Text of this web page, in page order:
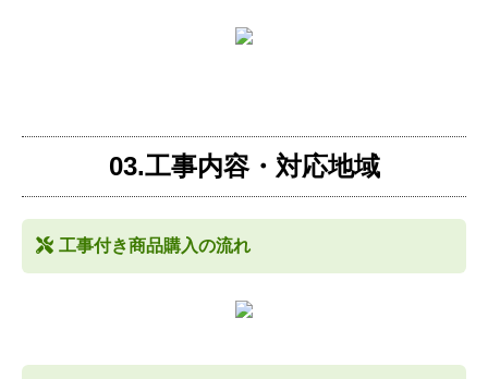
03.工事内容・対応地域
工事付き商品購入の流れ